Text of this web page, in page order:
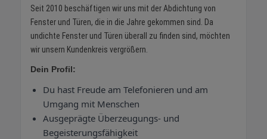
Seit 2010 beschäftigen wir uns mit der Abdichtung von
Fenster und Türen, die in die Jahre gekommen sind. Da
undichte Fenster und Türen überall zu finden sind, möchten
wir unsern Kundenkreis vergrößern.
Dein Profil:
Du hast Freude am Telefonieren und am
Umgang mit Menschen
Ausgeprägte Überzeugungs- und
Begeisterungsfähigkeit